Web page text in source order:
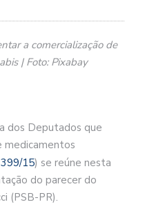
a comercialização de
| Foto: Pixabay
dos Deputados que
medicamentos
15) se reúne nesta
do parecer do
(PSB-PR).